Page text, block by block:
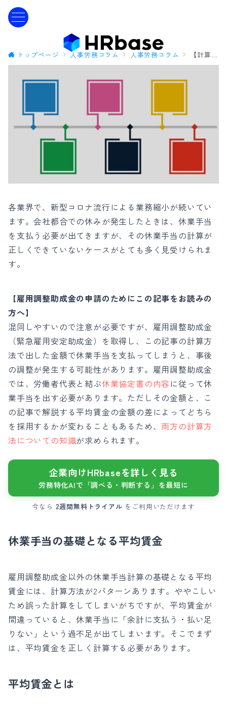
トップページ 人事労務コラム 人事労務コラム 【計算用Excelシート付】休業手当の計算に必要な、平均賃金の出し方 社労士監修
各業界で、新型コロナ流行による業務縮小が続いてい
ます。会社都合での休みが発生したときは、休業手当
を支払う必要が出てきますが、その休業手当の計算が
正しくできていないケースがとても多く見受けられま
す。
【雇用調整助成金の申請のためにこの記事をお読みの
方へ】
混同しやすいので注意が必要ですが、雇用調整助成金
（緊急雇用安定助成金）を取得し、この記事の計算方
法で出した金額で休業手当を支払ってしまうと、事後
の調整が発生する可能性があります。雇用調整助成金
では、労働者代表と結ぶ休業協定書の内容 に従って休
業手当を出す必要があります。ただしその金額と、こ
の記事で解説する平均賃金の金額の差によってどちら
を採用するかが変わることもあるため、両方の計算方
法についての知識が求められます。
企業向けHRbaseを詳しく見る
労務特化AIで「調べる・判断する」を最短に
今なら 2週間無料トライアル をご利用いただけます
休業手当の基礎となる平均賃金
雇用調整助成金以外の休業手当計算の基礎となる平均
賃金には、計算方法が2パターンあります。 ややこしい
ため誤った計算をしてしまいがちですが、平均賃金が
間違っていると、休業手当に「余計に支払う・ 払い足
りない」という過不足が出てしまいます。そこでまず
は、平均賃金を正しく計算する必要があります。
平均賃金とは